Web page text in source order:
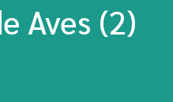
Aves (2)